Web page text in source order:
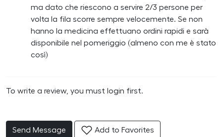
ma dato che riescono a servire 2/3 persone per
volta la fila scorre sempre velocemente. Se non
hanno la medicina effettuano ordini rapidi e sarà
disponibile nel pomeriggio (almeno con me è stato
così)
To write a review, you must login first.
Send Message Add to Favorites